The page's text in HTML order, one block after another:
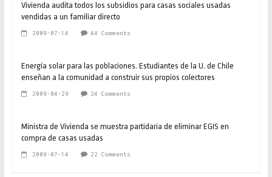
Vivienda audita todos los subsidios para casas sociales usadas
vendidas a un familiar directo
2009-07-14 44 Comments
Energía solar para las poblaciones. Estudiantes de la U. de Chile
enseñan a la comunidad a construir sus propios colectores
2009-04-29 24 Comments
Ministra de Vivienda se muestra partidaria de eliminar EGIS en
compra de casas usadas
2009-07-14 22 Comments